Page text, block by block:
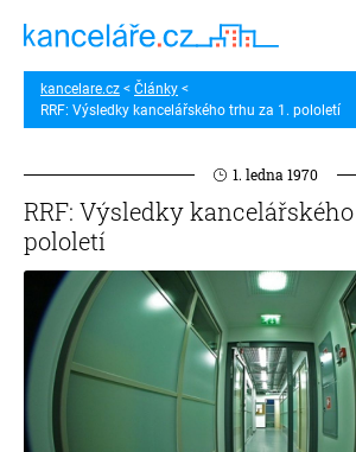
kancelare.cz
Články
RRF: Výsledky kancelářského trhu za 1. pololetí
1. ledna 1970
RRF: Výsledky
pololetí